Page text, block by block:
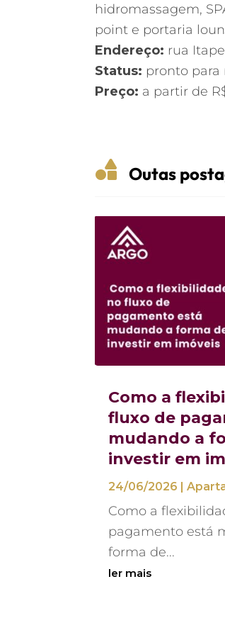
hidromassagem,
point e portaria
Endereço: rua
Status: pronto para
Preço: a partir de
 Outas
Como a
fluxo de
mudando a
investir em
24/06/2026 |
Como a
pagamento está
forma de...
ler mais